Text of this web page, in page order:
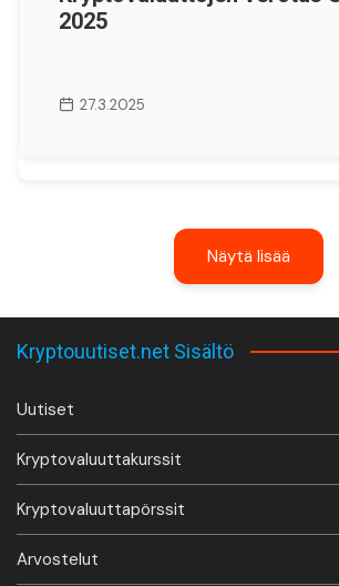
2025
27.3.2025
Näytä lisää
Kryptouutiset.net Sisältö
Uutiset
Kryptovaluuttakurssit
Kryptovaluuttapörssit
Arvostelut